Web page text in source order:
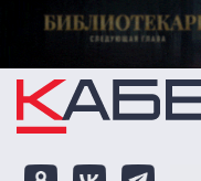
Перейти к основному